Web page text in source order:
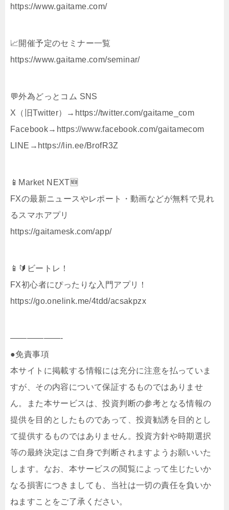
https://www.gaitame.com/
📈開催予定のセミナー一覧
https://www.gaitame.com/seminar/
💬外為どっとコム SNS
X（旧Twitter）→https://twitter.com/gaitame_com
Facebook→https://www.facebook.com/gaitamecom
LINE→https://lin.ee/BrofR3Z
📱Market NEXT🆕
FXの最新ニュースやレポート・動画などが無料で見れ
るスマホアプリ
https://gaitamesk.com/app/
📱🔰ビートレ！
FX初心者にぴったりな入門アプリ！
https://go.onelink.me/4tdd/acsakpzx
——————-
●免責事項
本サイトに掲載する情報には充分に注意を払っていま
すが、その内容について保証するものではありませ
ん。また本サービスは、投資判断の参考となる情報の
提供を目的としたものであって、投資勧誘を目的とし
て提供するものではありません。投資方針や時期選択
等の最終決定はご自身で判断されますようお願いいた
します。なお、本サービスの閲覧によって生じたいか
なる損害につきましても、当社は一切の責任を負いか
ねますことをご了承ください。